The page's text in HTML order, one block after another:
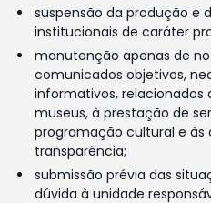
suspensão da produção e
institucionais de caráter
manutenção apenas de
comunicados objetivos,
informativos,
museus, à prestação de
programação cultural e às
transparência;
submissão prévia das
dúvida à unidade